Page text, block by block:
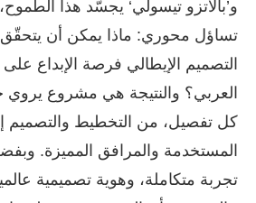
و’بالاتزو تيسولي‘ يجسّد هذا
تساؤل محوري: ماذا يمكن أن يتحقّق
التصميم الإيطالي فرصة الإبداع
العربي؟ والنتيجة هي مشروع يروي
كل تفصيل، من التخطيط والتصميم
المستخدمة والمرافق المميزة.
تجربة متكاملة، وهوية تصميمية